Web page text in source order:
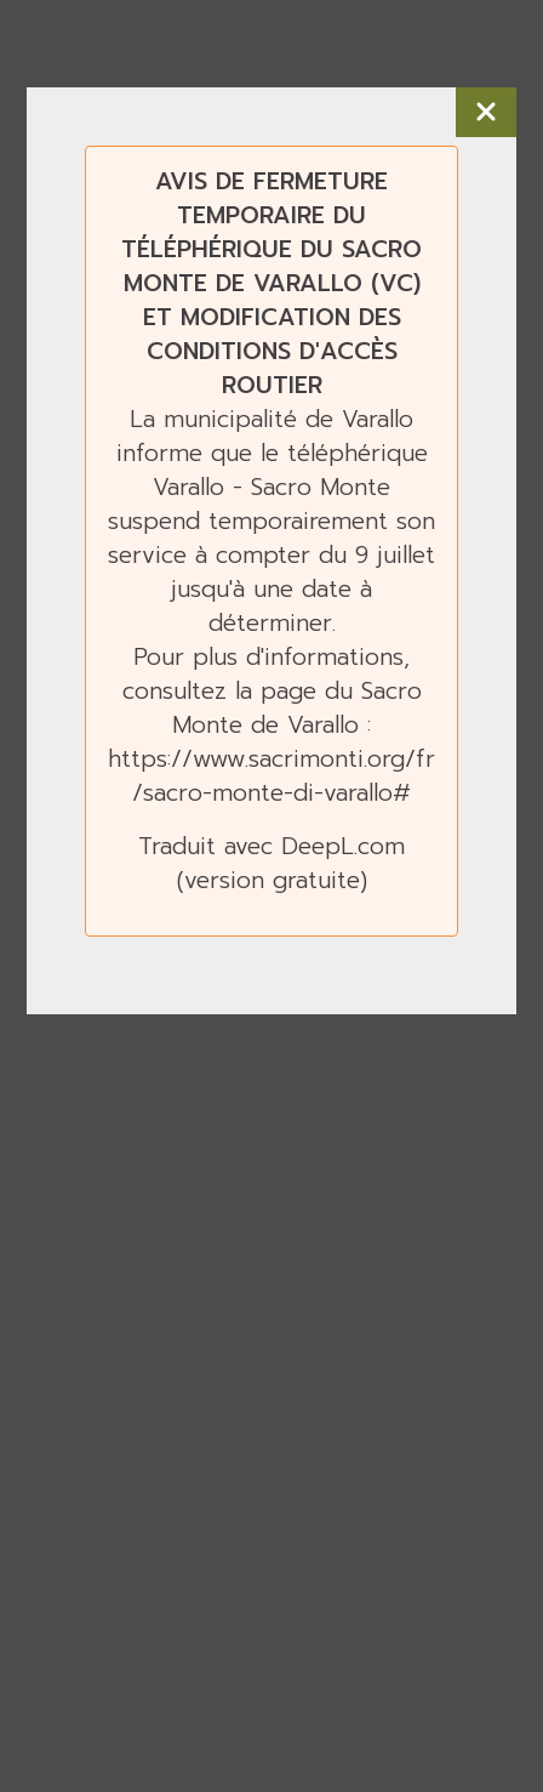
AVIS DE FERMETURE
TEMPORAIRE DU
TÉLÉPHÉRIQUE DU SACRO
MONTE DE VARALLO (VC)
ET MODIFICATION DES
CONDITIONS D'ACCÈS
ROUTIER
La municipalité de Varallo
informe que le téléphérique
Varallo - Sacro Monte
suspend temporairement son
service à compter du 9 juillet
jusqu'à une date à
déterminer.
Pour plus d'informations,
consultez la page du Sacro
Monte de Varallo :
https://www.sacrimonti.org/fr
/sacro-monte-di-varallo#
Traduit avec DeepL.com
(version gratuite)